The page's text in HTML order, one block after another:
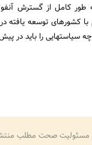
کامل از گسترش
توسعه یافته
سیاستهایی را باید در
مسئولیت صحت مطلب